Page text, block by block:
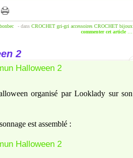
- dans CROCHET gri-gri accessoires CROCHET bijoux
commenter cet article
2
organisé par Looklady sur son
est assemblé :